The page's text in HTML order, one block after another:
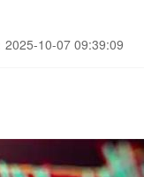
2025-10-07 09:39:09